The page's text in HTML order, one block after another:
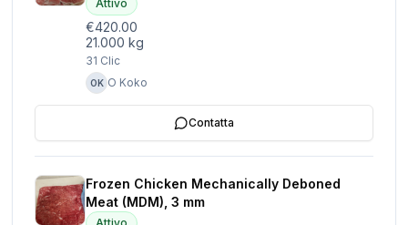
Attivo
€420.00
21.000 kg
31 Clic
OK O Koko
Contatta
Frozen Chicken Mechanically Deboned
Meat (MDM), 3 mm